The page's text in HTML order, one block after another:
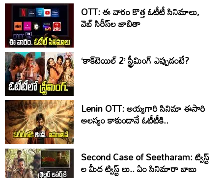
OTT: ఈ వారం కొత్త ఓటీటీ సినిమాలు,
వెబ్ సిరీస్‌ల జాబితా
‘కాక్‌టెయిల్‌ 2’ స్ట్రీమింగ్‌ ఎప్పుడంటే?
Lenin OTT: అయ్యగారి సినిమా ఈసారి
ఆలస్యం కాకుండానే ఓటీటీకి..
Second Case of Seetharam: ట్విస్ట్
ల మీద ట్విస్ట్ లు.. ఏం సినిమారా బాబు